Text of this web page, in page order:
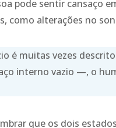
pode sentir cansaço
como alterações no
é muitas vezes
interno vazio —, o
que os dois